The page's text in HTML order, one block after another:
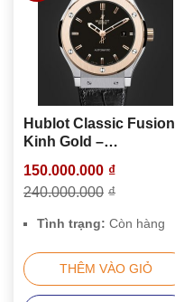
Hublot Classic Fusion
Kinh Gold –
150.000.000 ₫
240.000.000 ₫
Tình trạng: Còn hàng
THÊM VÀO GIỎ